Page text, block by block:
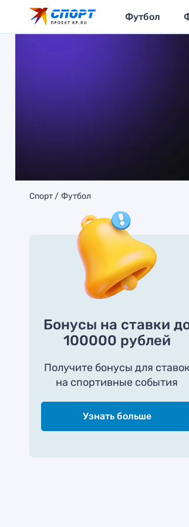
Футбол
Спорт Футбол
Бонусы на ставки
100000 рублей
Получите бонусы для ставок
на спортивные события
Узнать больше